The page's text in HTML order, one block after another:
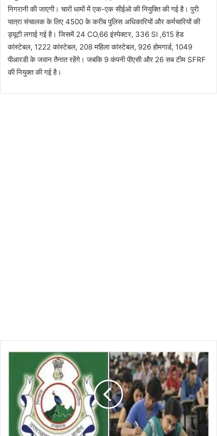
निगरानी की जाएगी। चारों धामों में एक-एक सीईओ की नियुक्ति की गई है। पुरी
यात्रा संचालक के लिए 4500 के करीब पुलिस अधिकारियों और कर्मचारियों की
ड्यूटी लगाई गई है। जिसमें 24 CO,66 इंस्पेक्टर, 336 SI ,615 हेड
कांस्टेबल, 1222 कांस्टेबल, 208 महिला कांस्टेबल, 926 होमगार्ड, 1049
पीआरडी के जवान तैनात रहेंगे। जबकि 9 कंपनी पीएसी और 26 सब टीम SFRF
की नियुक्त की गई है।